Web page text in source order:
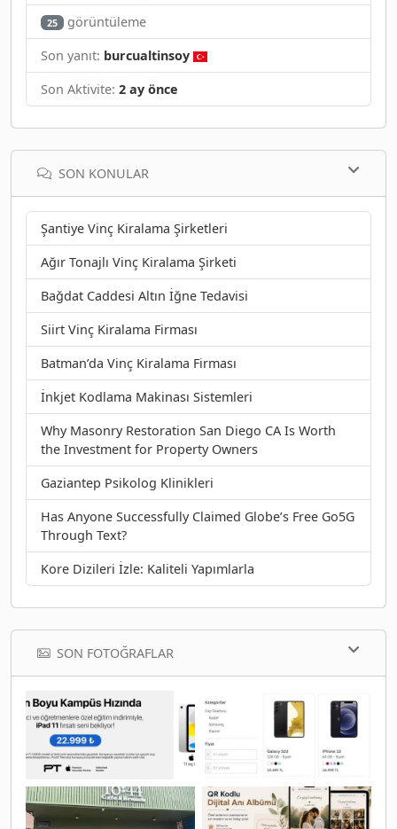
25
görüntüleme
Son yanıt: burcualtinsoy
Son Aktivite: 2 ay önce
SON KONULAR
Şantiye Vinç Kiralama Şirketleri
Ağır Tonajlı Vinç Kiralama Şirketi
Bağdat Caddesi Altın İğne Tedavisi
Siirt Vinç Kiralama Firması
Batman’da Vinç Kiralama Firması
İnkjet Kodlama Makinası Sistemleri
Why Masonry Restoration San Diego CA Is Worth
the Investment for Property Owners
Gaziantep Psikolog Klinikleri
Has Anyone Successfully Claimed Globe’s Free Go5G
Through Text?
Kore Dizileri İzle: Kaliteli Yapımlarla
SON FOTOĞRAFLAR